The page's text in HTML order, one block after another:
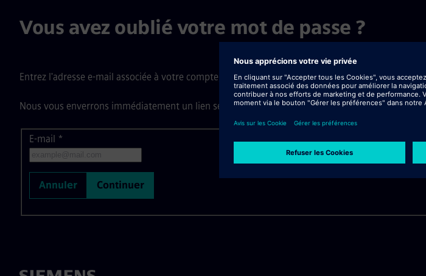
Vous avez oublié votre mot de passe ?
Entrez l'adresse e-mail associée à votre compte, puis cliquez sur "Continuer".
Nous vous enverrons immédiatement un lien sécurisé de réinitialisation.
Réinitialiser le mot de passe par e-mail
E-mail *
Annuler Continuer